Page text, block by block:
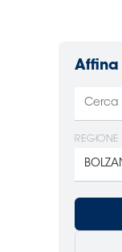
REGIONE